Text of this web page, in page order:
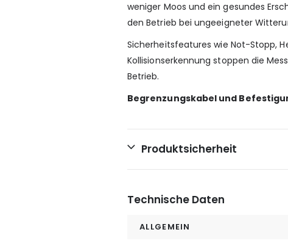
weniger Moos und ein gesundes
den Betrieb bei ungeeigneter
Sicherheitsfeatures wie Not-Stopp,
Kollisionserkennung stoppen die
Betrieb.
Begrenzungskabel und
Produktsicherheit
Technische Daten
ALLGEMEIN